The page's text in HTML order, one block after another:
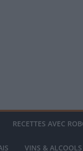
RECETTES AVEC
VINS & ALCOOLS